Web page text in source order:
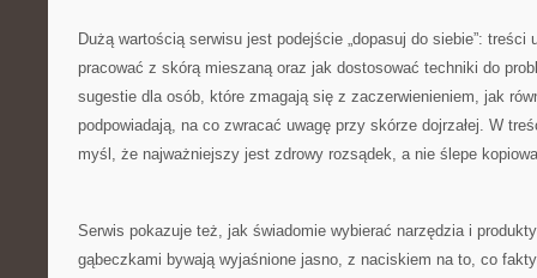
Dużą wartością serwisu jest podejście „dopasuj do siebie”:
pracować z skórą mieszaną oraz jak dostosować techniki do
sugestie dla osób, które zmagają się z zaczerwienieniem, jak
podpowiadają, na co zwracać uwagę przy skórze dojrzałej. W
myśl, że najważniejszy jest zdrowy rozsądek, a nie ślepe
Serwis pokazuje też, jak świadomie wybierać narzędzia i
gąbeczkami bywają wyjaśnione jasno, z naciskiem na to, co